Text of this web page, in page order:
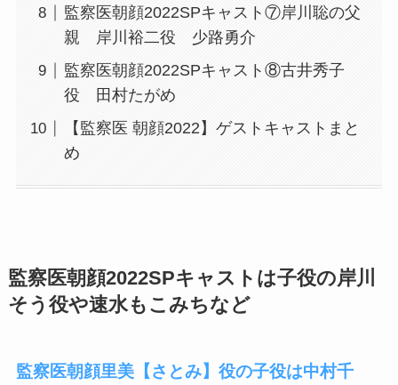
監察医朝顔2022SPキャスト⑦岸川聡の父
親 岸川裕二役 少路勇介
監察医朝顔2022SPキャスト⑧古井秀子
役 田村たがめ
【監察医 朝顔2022】ゲストキャストまと
め
監察医朝顔2022SPキャストは子役の岸川
そう役や速水もこみちなど
監察医朝顔里美【さとみ】役の子役は中村千